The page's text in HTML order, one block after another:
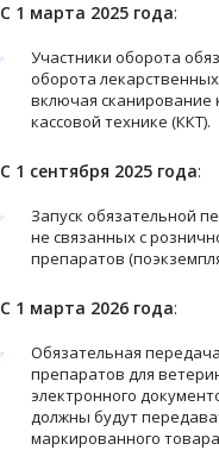
С 1 марта 2025 года:
Участники оборота
оборота
включая сканирование
кассовой технике (ККТ).
С 1 сентября 2025 года:
Запуск обязательной
не связанных с
препаратов
С 1 марта 2026 года:
Обязательная
препаратов для
электронного
должны будут
маркированного